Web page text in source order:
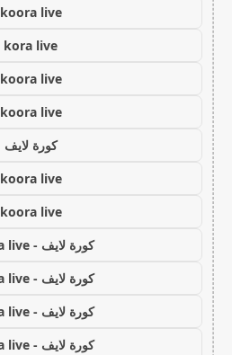
koora live
kora live
koora live
koora live
كورة لايف
koora live
koora live
كورة لايف - koora live
كورة لايف - koora live
كورة لايف - koora live
كورة لايف - koora live